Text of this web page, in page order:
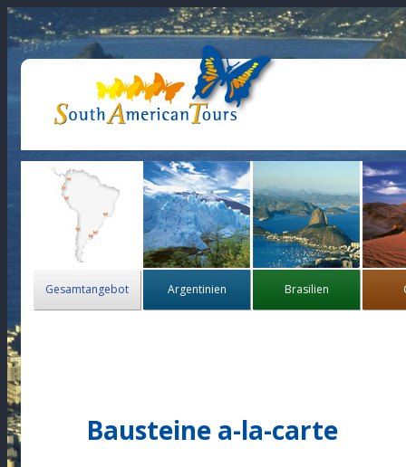
Gesamtangebot Argentinien Brasilien
Bausteine a-la-carte